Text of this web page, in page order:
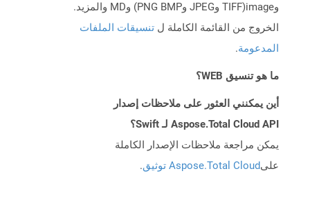
وimage(TIFF وJPEG وPNG BMP) وMD والمزيد.
الخروج من القائمة الكاملة ل تنسيقات الملفات
المدعومة.
ما هو تنسيق WEB؟
أين يمكنني العثور على ملاحظات إصدار
Aspose.Total Cloud API لـ Swift؟
يمكن مراجعة ملاحظات الإصدار الكاملة
علىAspose.Total Cloud توثيق .